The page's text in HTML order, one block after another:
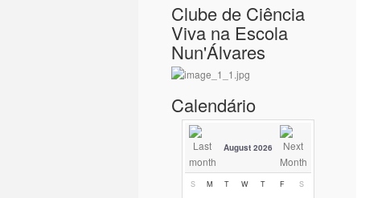
Clube de Ciência
Viva na Escola
Nun'Álvares
Calendário
August 2026
S M T W T F S